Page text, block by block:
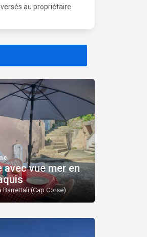
au propriétaire.
vue mer en
(Cap Corse)